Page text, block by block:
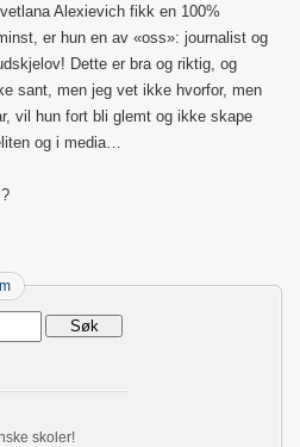
Alexievich fikk en 100%
er hun en av «oss»: journalist og
Dette er bra og riktig, og
sant, men jeg vet ikke hvorfor, men
vil hun fort bli glemt og ikke skape
og i media…
skoler!